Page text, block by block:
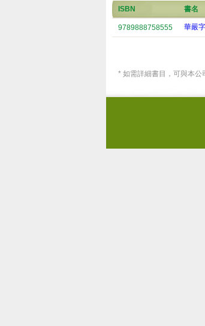
ISBN 書名
9789888758555 華嚴
* 如需詳細書目，可與本公